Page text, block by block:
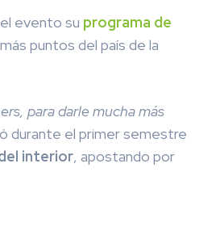
evento su programa de
puntos del país de la
para darle mucha más
durante el primer semestre
interior, apostando por